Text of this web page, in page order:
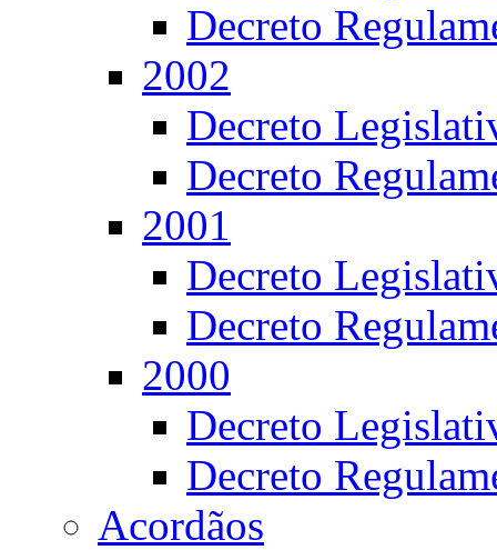
Decreto
2002
Decreto
Decreto
2001
Decreto
Decreto
2000
Decreto
Decreto
Acordãos